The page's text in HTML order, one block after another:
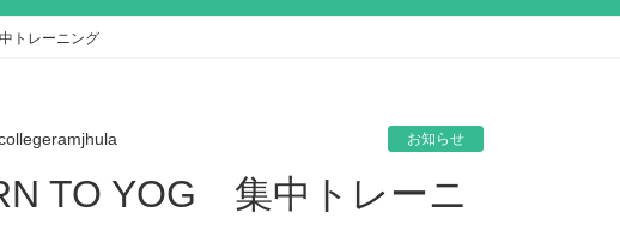
トレーニング
お知らせ